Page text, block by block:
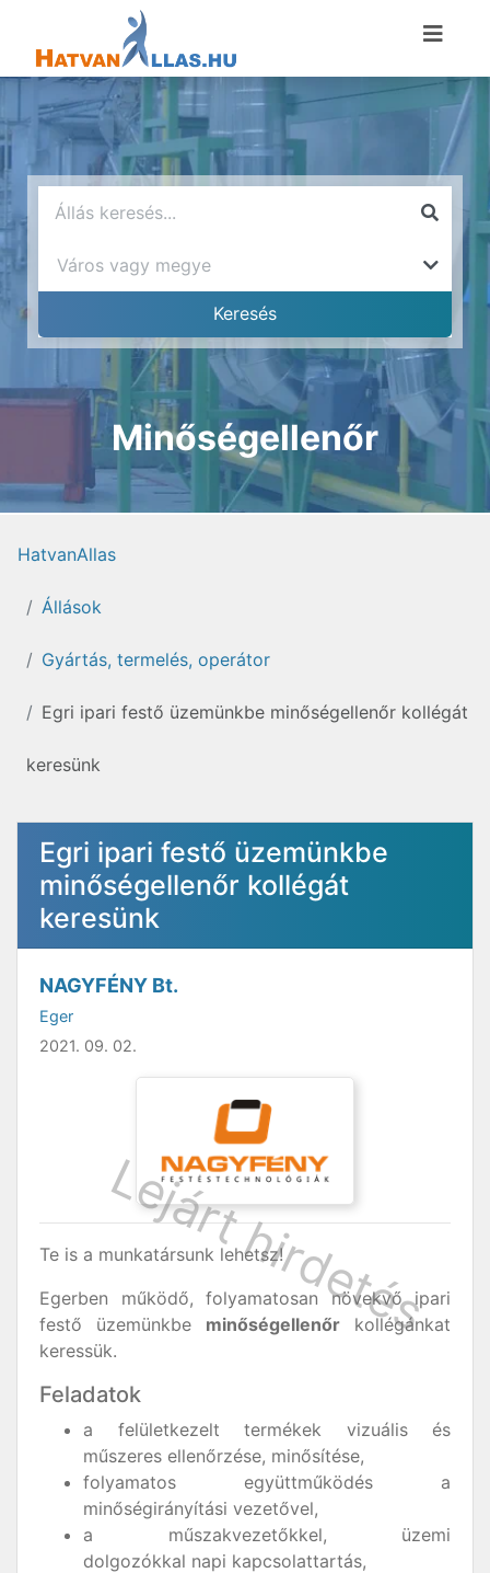
Minőségellenőr
HatvanAllas
Állások
Gyártás, termelés, operátor
Egri ipari festő üzemünkbe minőségellenőr kollégát
keresünk
Egri ipari festő üzemünkbe
minőségellenőr kollégát
keresünk
NAGYFÉNY Bt.
Eger
2021. 09. 02.
Te is a munkatársunk lehetsz!
Egerben működő, folyamatosan növekvő ipari
festő üzemünkbe minőségellenőrkollégánkat
keressük.
Feladatok
a felületkezelt termékek vizuális és
műszeres ellenőrzése, minősítése,
folyamatos együttműködés a
minőségirányítási vezetővel,
a műszakvezetőkkel, üzemi
dolgozókkal napi kapcsolattartás,